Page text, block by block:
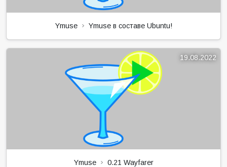
Ymuse Ymuse в составе Ubuntu!
19.08.2022
Ymuse 0.21 Wayfarer